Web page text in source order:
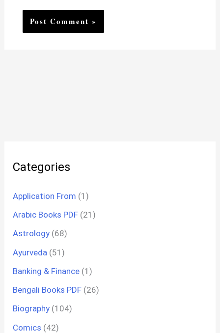
Categories
Application From (1)
Arabic Books PDF (21)
Astrology (68)
Ayurveda (51)
Banking & Finance (1)
Bengali Books PDF (26)
Biography (104)
Comics (42)